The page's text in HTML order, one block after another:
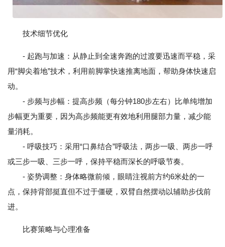
技术细节优化
- 起跑与加速：从静止到全速奔跑的过渡要迅速而平稳，采
用“脚尖着地”技术，利用前脚掌快速推离地面，帮助身体快速启
动。
- 步频与步幅：提高步频（每分钟180步左右）比单纯增加
步幅更为重要，因为高步频能更有效地利用腿部力量，减少能
量消耗。
- 呼吸技巧：采用“口鼻结合”呼吸法，两步一吸、两步一呼
或三步一吸、三步一呼，保持平稳而深长的呼吸节奏。
- 姿势调整：身体略微前倾，眼睛注视前方约6米处的一
点，保持背部挺直但不过于僵硬，双臂自然摆动以辅助步伐前
进。
比赛策略与心理准备